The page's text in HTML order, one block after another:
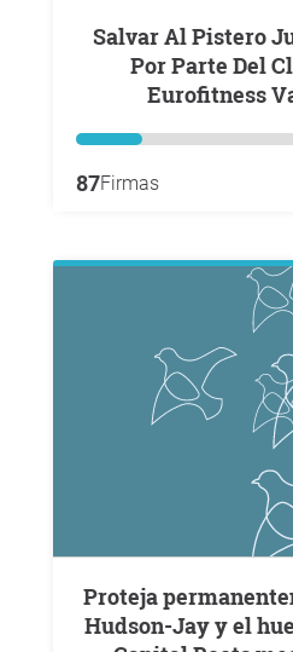
Salvar Al Pistero Juan Del Despido
Por Parte Del
Eurofitness
87Firmas
Proteja permanentemente el parque
Hudson-Jay y el